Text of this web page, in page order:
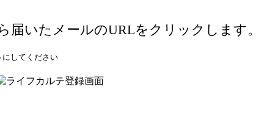
届いたメールのURLをクリックします。
してください